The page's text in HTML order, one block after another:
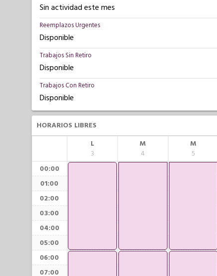
Sin actividad este mes
Reemplazos Urgentes
Disponible
Trabajos Sin Retiro
Disponible
Trabajos Con Retiro
Disponible
HORARIOS LIBRES
L
3
M
4
M
5
00:00
01:00
02:00
03:00
04:00
05:00
06:00
07:00